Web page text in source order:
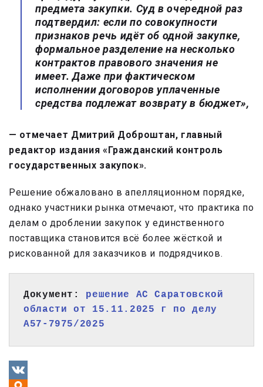
предмета закупки. Суд в очередной раз
подтвердил: если по совокупности
признаков речь идёт об одной закупке,
формальное разделение на несколько
контрактов правового значения не
имеет. Даже при фактическом
исполнении договоров уплаченные
средства подлежат возврату в бюджет»,
— отмечает Дмитрий Доброштан, главный
редактор издания «Гражданский контроль
государственных закупок».
Решение обжаловано в апелляционном порядке,
однако участники рынка отмечают, что практика по
делам о дроблении закупок у единственного
поставщика становится всё более жёсткой и
рискованной для заказчиков и подрядчиков.
Документ: решение АС Саратовской
А57-7975/2025